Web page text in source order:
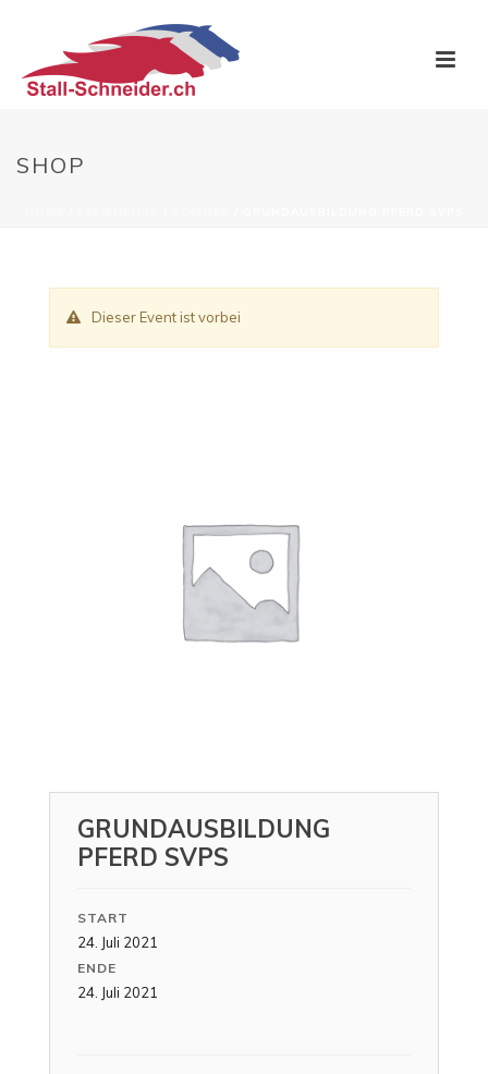
SHOP
Dieser Event ist vorbei
GRUNDAUSBILDUNG
PFERD SVPS
START
24. Juli 2021
ENDE
24. Juli 2021